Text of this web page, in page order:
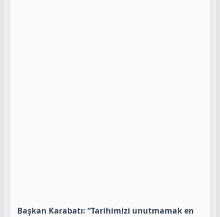
Başkan Karabatı: “Tarihimizi unutmamak en